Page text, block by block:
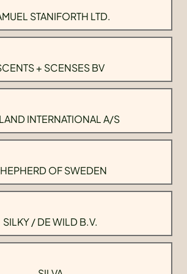
STANIFORTH LTD.
+ SCENSES BV
INTERNATIONAL A/S
OF SWEDEN
SILKY / DE WILD B.V.